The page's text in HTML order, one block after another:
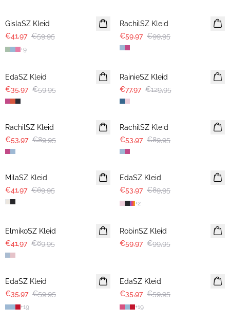
GislaSZ Kleid
€41,97 €59,95
+9
RachilSZ Kleid
€59,97 €99,95
EdaSZ Kleid
€35,97 €59,95
RainieSZ Kleid
€77,97 €129,95
-40%
RachilSZ Kleid
€53,97 €89,95
-40%
RachilSZ Kleid
€53,97 €89,95
-40%
MilaSZ Kleid
€41,97 €69,95
-40%
EdaSZ Kleid
€53,97 €89,95
+2
ElmikoSZ Kleid
€41,97 €69,95
RobinSZ Kleid
€59,97 €99,95
-40%
EdaSZ Kleid
€35,97 €59,95
+19
EdaSZ Kleid
€35,97 €59,95
+19